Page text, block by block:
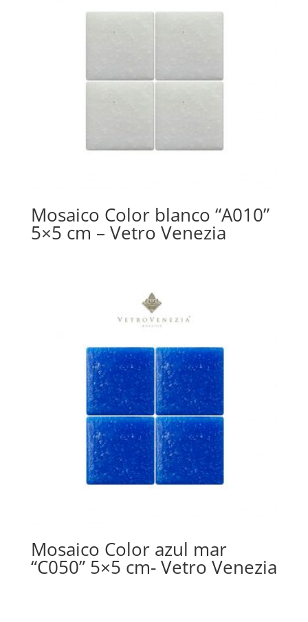
Mosaico Color blanco “A010”
5×5 cm – Vetro Venezia
Mosaico Color azul mar
“C050” 5×5 cm- Vetro Venezia